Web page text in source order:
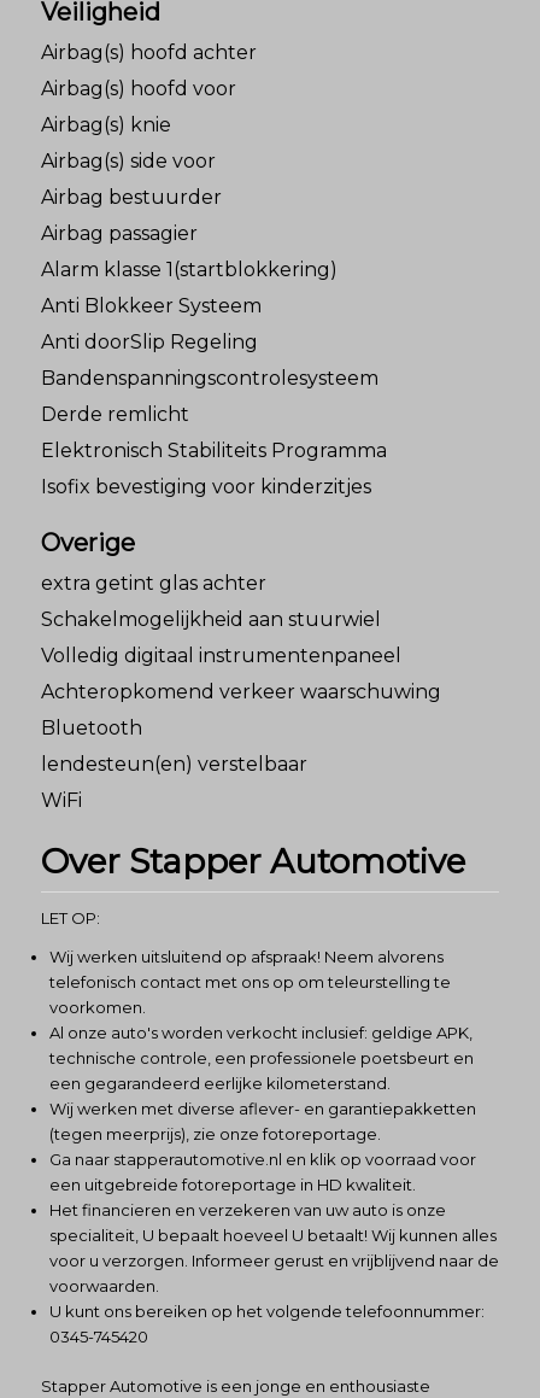
Veiligheid
Airbag(s) hoofd achter
Airbag(s) hoofd voor
Airbag(s) knie
Airbag(s) side voor
Airbag bestuurder
Airbag passagier
Alarm klasse 1(startblokkering)
Anti Blokkeer Systeem
Anti doorSlip Regeling
Bandenspanningscontrolesysteem
Derde remlicht
Elektronisch Stabiliteits Programma
Isofix bevestiging voor kinderzitjes
Overige
extra getint glas achter
Schakelmogelijkheid aan stuurwiel
Volledig digitaal instrumentenpaneel
Achteropkomend verkeer waarschuwing
Bluetooth
lendesteun(en) verstelbaar
WiFi
Over Stapper Automotive
LET OP:
Wij werken uitsluitend op afspraak! Neem alvorens
telefonisch contact met ons op om teleurstelling te
voorkomen.
Al onze auto's worden verkocht inclusief: geldige APK,
technische controle, een professionele poetsbeurt en
een gegarandeerd eerlijke kilometerstand.
Wij werken met diverse aflever- en garantiepakketten
(tegen meerprijs), zie onze fotoreportage.
Ga naar stapperautomotive.nl en klik op voorraad voor
een uitgebreide fotoreportage in HD kwaliteit.
Het financieren en verzekeren van uw auto is onze
specialiteit, U bepaalt hoeveel U betaalt! Wij kunnen alles
voor u verzorgen. Informeer gerust en vrijblijvend naar de
voorwaarden.
U kunt ons bereiken op het volgende telefoonnummer:
0345-745420
Stapper Automotive is een jonge en enthousiaste